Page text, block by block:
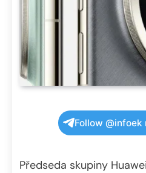
Follow @infoek
Předseda skupiny